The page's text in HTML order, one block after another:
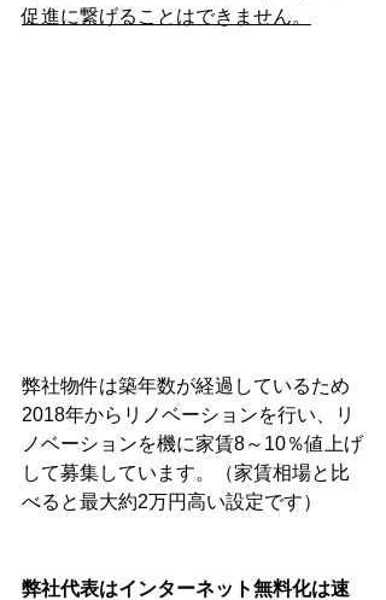
促進に繋げることはできません。
弊社物件は築年数が経過しているため
2018年からリノベーションを行い、リ
ノベーションを機に家賃8～10％値上げ
して募集しています。（家賃相場と比
べると最大約2万円高い設定です）
弊社代表はインターネット無料化は速